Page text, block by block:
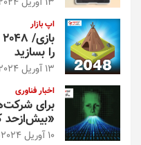
اپ بازار
را بسازید
13 آوریل 2024
اخبار فناوری
برای
10 آوریل 2024